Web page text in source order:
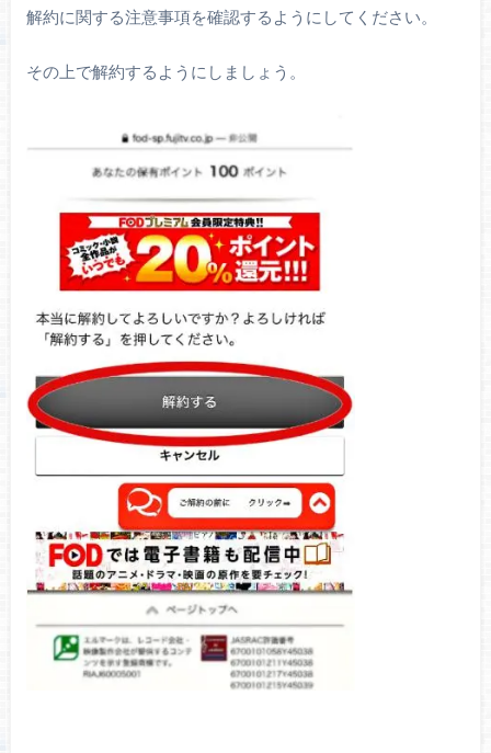
解約に関する注意事項を確認するようにしてください。
その上で解約するようにしましょう。